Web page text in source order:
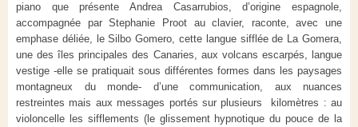
piano que présente Andrea Casarrubios, d’origine espagnole,
accompagnée par Stephanie Proot au clavier, raconte, avec une
emphase déliée, le Silbo Gomero, cette langue sifflée de La Gomera,
une des îles principales des Canaries, aux volcans escarpés, langue
vestige -elle se pratiquait sous différentes formes dans les paysages
montagneux du monde- d’une communication, aux nuances
restreintes mais aux messages portés sur plusieurs kilomètres : au
violoncelle les sifflements (le glissement hypnotique du pouce de la